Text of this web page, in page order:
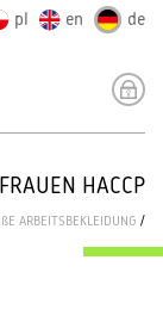
pl en de
HACCP
ARBEITSBEKLEIDUNG /